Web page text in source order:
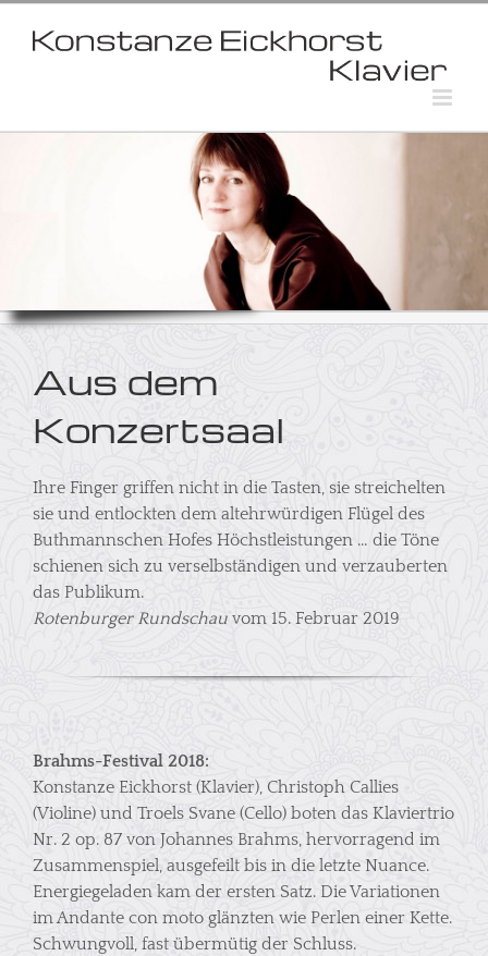
Aus dem
Konzertsaal
Ihre Finger griffen nicht in die Tasten, sie streichelten
sie und entlockten dem altehrwürdigen Flügel des
Buthmannschen Hofes Höchstleistungen … die Töne
schienen sich zu verselbständigen und verzauberten
das Publikum.
Rotenburger Rundschau vom 15. Februar 2019
Brahms-Festival 2018:
Konstanze Eickhorst (Klavier), Christoph Callies
(Violine) und Troels Svane (Cello) boten das Klaviertrio
Nr. 2 op. 87 von Johannes Brahms, hervorragend im
Zusammenspiel, ausgefeilt bis in die letzte Nuance.
Energiegeladen kam der ersten Satz. Die Variationen
im Andante con moto glänzten wie Perlen einer Kette.
Schwungvoll, fast übermütig der Schluss.